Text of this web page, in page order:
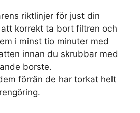
riktlinjer för just din
korrekt ta bort filtren och
i minst tio minuter med
innan du skrubbar med
borste.
förrän de har torkat helt